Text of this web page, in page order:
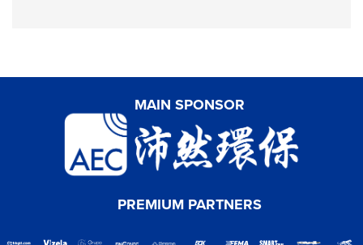
MAIN SPONSOR
PREMIUM PARTNERS